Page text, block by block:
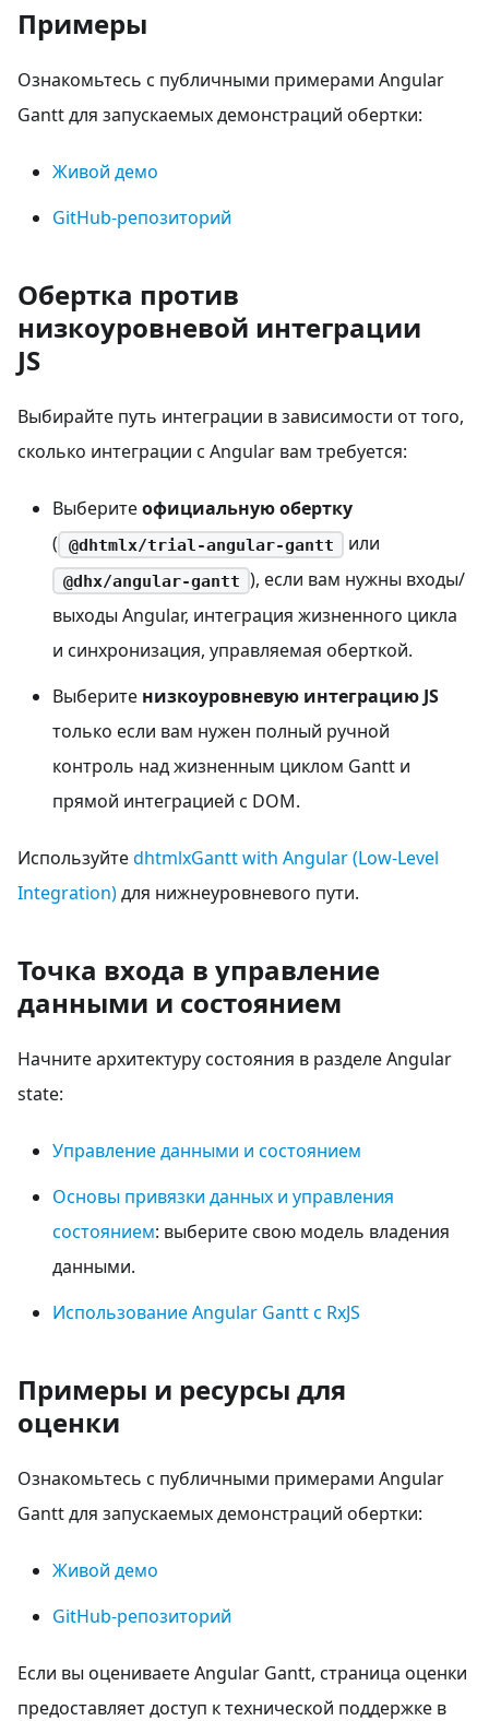
Примеры
Ознакомьтесь с публичными примерами Angular
Gantt для запускаемых демонстраций обертки:
Живой демо
GitHub-репозиторий
Обертка против
низкоуровневой интеграции
JS
Выбирайте путь интеграции в зависимости от того,
сколько интеграции с Angular вам требуется:
Выберитеофициальную обертку
(
@dhtmlx/trial-angular-gantt или
@dhx/angular-gantt ), если вам нужны входы/
выходы Angular, интеграция жизненного цикла
и синхронизация, управляемая оберткой.
Выберите низкоуровневую интеграцию JS
только если вам нужен полный ручной
контроль над жизненным циклом Gantt и
прямой интеграцией с DOM.
ИспользуйтеdhtmlxGantt with Angular (Low-Level
Integration)для нижнеуровневого пути.
Точка входа в управление
данными и состоянием
Начните архитектуру состояния в разделе Angular
state:
Управление данными и состоянием
Основы привязки данных и управления
состоянием: выберите свою модель владения
данными.
Использование Angular Gantt с RxJS
Примеры и ресурсы для
оценки
Ознакомьтесь с публичными примерами Angular
Gantt для запускаемых демонстраций обертки:
Живой демо
GitHub-репозиторий
Если вы оцениваете Angular Gantt, страница оценки
предоставляет доступ к технической поддержке в